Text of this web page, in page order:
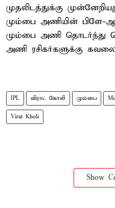
முதலிடத்துக்கு
மும்பை அணியின் பிளே-ஆப்
மும்பை அணி தொடர்ந்து
அணி ரசிகர்களுக்கு
IPL விராட் கோலி மும்பை
Virat Kholi
Show